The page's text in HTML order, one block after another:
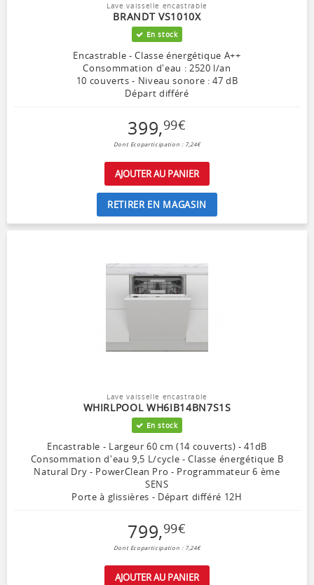
Lave vaisselle encastrable
BRANDT VS1010X
En stock
Encastrable - Classe énergétique A++
Consommation d'eau : 2520 l/an
10 couverts - Niveau sonore : 47 dB
Départ différé
399,99€
Dont Ecoparticipation : 7,24€
AJOUTER AU PANIER
RETIRER EN MAGASIN
Lave vaisselle encastrable
WHIRLPOOL WH6IB14BN7S1S
En stock
Encastrable - Largeur 60 cm (14 couverts) - 41dB
Consommation d'eau 9,5 L/cycle - Classe énergétique B
Natural Dry - PowerClean Pro - Programmateur 6 ème
SENS
Porte à glissières - Départ différé 12H
799,99€
Dont Ecoparticipation : 7,24€
AJOUTER AU PANIER